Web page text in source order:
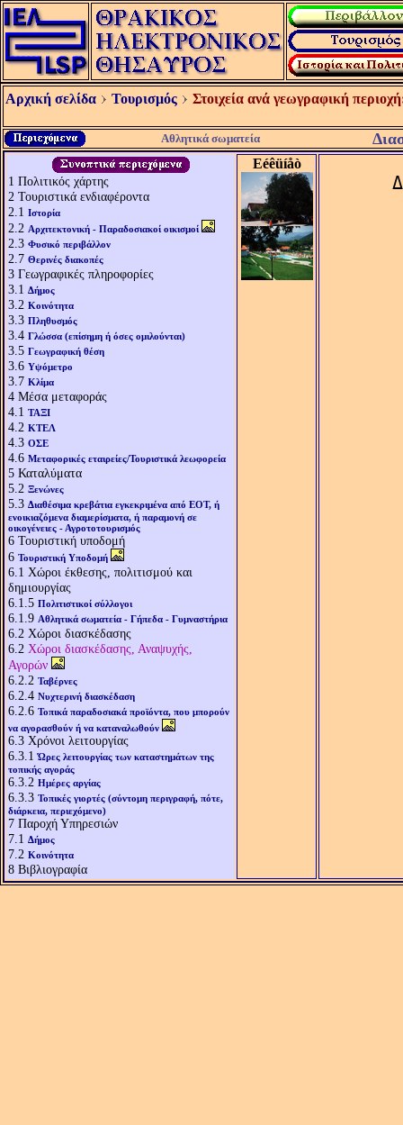
Αρχική σελίδα Τουρισμός Στοιχεία ανά γεωγραφική
Αθλητικά σωματεία
1 Πολιτικός χάρτης
2 Τουριστικά ενδιαφέροντα
2.1 Ιστορία
2.2 Αρχιτεκτονική - Παραδοσιακοί οικισμοί
2.3 Φυσικό περιβάλλον
2.7 Θερινές διακοπές
3 Γεωγραφικές πληροφορίες
3.1 Δήμος
3.2 Κοινότητα
3.3 Πληθυσμός
3.4 Γλώσσα (επίσημη ή όσες ομιλούνται)
3.5 Γεωγραφική θέση
3.6 Υψόμετρο
3.7 Κλίμα
4 Μέσα μεταφοράς
4.1 ΤΑΞΙ
4.2 ΚΤΕΛ
4.3 ΟΣΕ
4.6 Μεταφορικές εταιρείες/Τουριστικά λεωφορεία
5 Καταλύματα
5.2 Ξενώνες
5.3 Διαθέσιμα κρεβάτια εγκεκριμένα από ΕΟΤ, ή
ενοικιαζόμενα διαμερίσματα, ή παραμονή σε
οικογένειες - Αγροτοτουρισμός
6 Τουριστική υποδομή
6 Τουριστική Υποδομή
6.1 Χώροι έκθεσης, πολιτισμού και
δημιουργίας
6.1.5 Πολιτιστικοί σύλλογοι
6.1.9 Αθλητικά σωματεία - Γήπεδα - Γυμναστήρια
6.2 Χώροι διασκέδασης
6.2 Χώροι διασκέδασης, Αναψυχής,
Αγορών
6.2.2 Ταβέρνες
6.2.4 Νυχτερινή διασκέδαση
6.2.6 Τοπικά παραδοσιακά προϊόντα, που μπορούν
να αγορασθούν ή να καταναλωθούν
6.3 Χρόνοι λειτουργίας
6.3.1Ώρες λειτουργίας των καταστημάτων της
τοπικής αγοράς
6.3.2 Ημέρες αργίας
6.3.3 Τοπικές γιορτές (σύντομη περιγραφή, πότε,
διάρκεια, περιεχόμενο)
7 Παροχή Υπηρεσιών
7.1 Δήμος
7.2 Κοινότητα
8 Βιβλιογραφία
Eéêüíåò